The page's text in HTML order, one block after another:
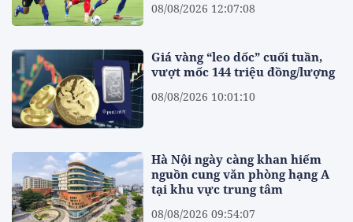
08/08/2026 12:07:08
Giá vàng “leo dốc” cuối tuần,
vượt mốc 144 triệu đồng/lượng
08/08/2026 10:01:10
Hà Nội ngày càng khan hiếm
nguồn cung văn phòng hạng A
tại khu vực trung tâm
08/08/2026 09:54:07